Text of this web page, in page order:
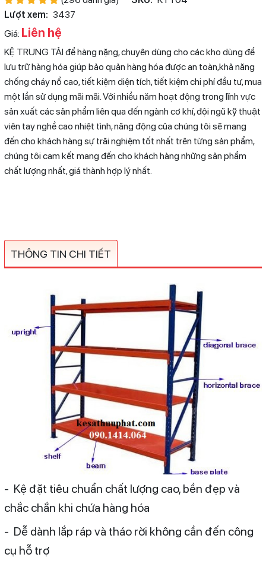
Lượt xem: 3437
Giá: Liên hệ
KỆ TRUNG TẢI để hàng nặng, chuyên dùng cho các kho dùng để
lưu trữ hàng hóa giúp bảo quản hàng hóa được an toàn,khả năng
chống cháy nổ cao, tiết kiệm diện tích, tiết kiệm chi phí đầu tư, mua
một lần sử dụng mãi mãi. Với nhiều năm hoạt động trong lĩnh vực
sản xuất các sản phẩm liên qua đến ngành cơ khí, đội ngũ kỹ thuật
viên tay nghề cao nhiệt tình, năng động của chúng tôi sẽ mang
đến cho khách hàng sự trãi nghiệm tốt nhất trên từng sản phẩm,
chúng tôi cam kết mang đến cho khách hàng những sản phẩm
chất lượng nhất, giá thành hợp lý nhất.
THÔNG TIN CHI TIẾT
- Kệ đặt tiêu chuẩn chất lượng cao, bền đẹp và
chắc chắn khi chứa hàng hóa
- Dễ dành lắp ráp và tháo rời không cần đến công
cụ hỗ trợ